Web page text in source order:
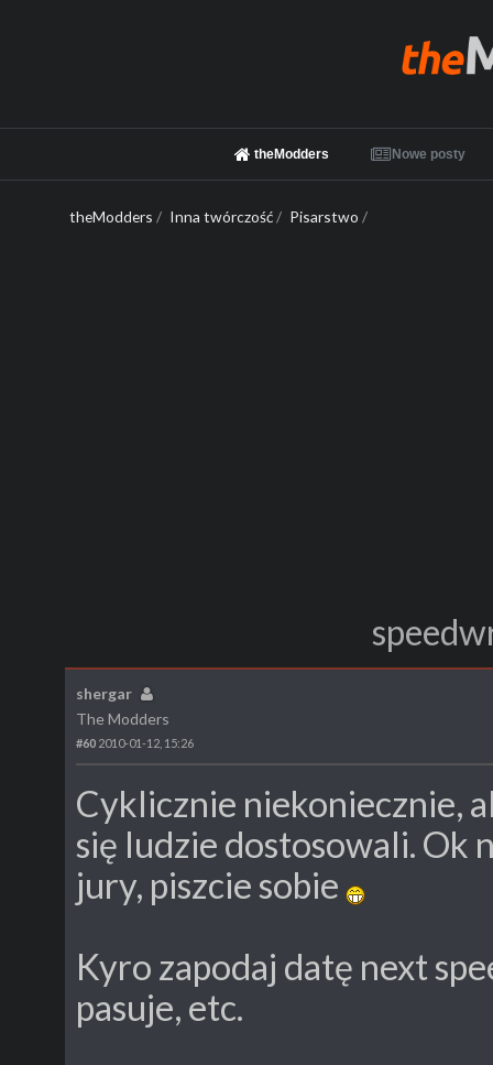
theModders Nowe posty
theModders / Inna twórczość/ Pisarstwo /
shergar
The Modders
#60 2010-01-12, 15:26
Cyklicznie niekoniecznie,
się ludzie dostosowali. Ok
jury, piszcie sobie
Kyro zapodaj datę next
pasuje, etc.